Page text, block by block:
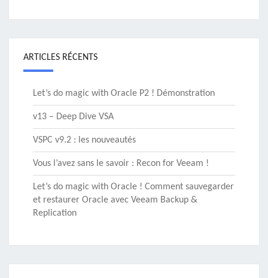
ARTICLES RÉCENTS
Let’s do magic with Oracle P2 ! Démonstration
v13 – Deep Dive VSA
VSPC v9.2 : les nouveautés
Vous l’avez sans le savoir : Recon for Veeam !
Let’s do magic with Oracle ! Comment sauvegarder
et restaurer Oracle avec Veeam Backup &
Replication